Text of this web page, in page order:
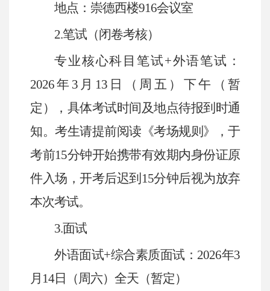
地点：崇德西楼916会议室
2.笔试（闭卷考核）
专业核心科目笔试+外语笔试：
2026年 3月 13日（周五）下午（暂
定），具体考试时间及地点待报到时通
知。考生请提前阅读《考场规则》，于
考前15分钟开始携带有效期内身份证原
件入场，开考后迟到 15分钟后视为放弃
本次考试。
3.面试
外语面试+综合素质面试： 2026年3
月 14日（周六）全天（暂定）